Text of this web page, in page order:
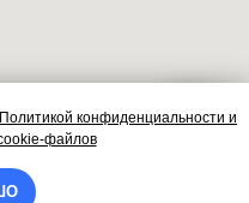
Политикой конфиденциальности и
файлов
Контакты